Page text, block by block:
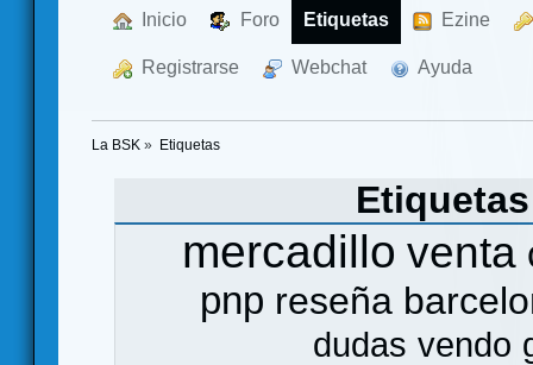
Inicio Foro Etiquetas Ezine
Registrarse Webchat Ayuda
La BSK » Etiquetas
mercadillo venta
pnp reseña
dudas vendo